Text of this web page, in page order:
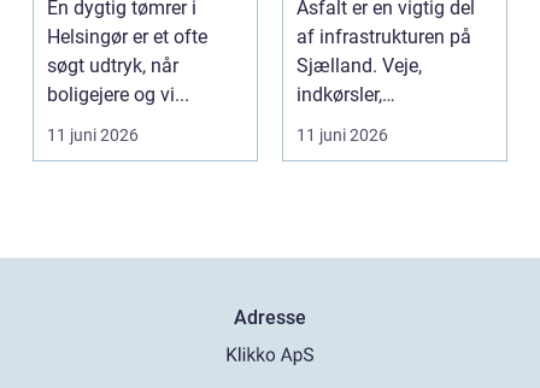
En dygtig tømrer i
Helsingør er et ofte
søgt udtryk, når
boligejere og vi...
11 juni 2026
Asfalt er en vigtig del
af infrastrukturen på
Sjælland. Veje,
indkørsler,
parkeringspladser og
stier...
11 juni 2026
Adresse